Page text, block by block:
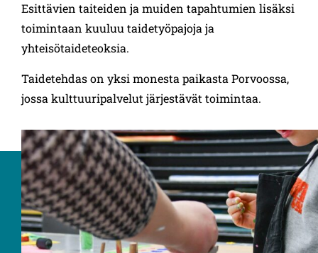
Esittävien taiteiden ja muiden tapahtumien lisäksi
toimintaan kuuluu taidetyöpajoja ja
yhteisötaideteoksia.
Taidetehdas on yksi monesta paikasta Porvoossa,
jossa kulttuuripalvelut järjestävät toimintaa.